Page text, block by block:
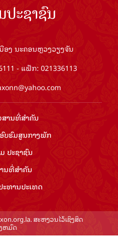
ະຊາຊົນ
ງ ນະຄອນຫຼວງວຽງຈັນ
- ແຟັກ: 021336113
ສານ​ທີ່​ສຳ​ຄັນ​
ບຮົມ​ສູນ​ກາງ​ພັກ
ປະ​ຊາ​ຊົນ
ນ​ທີ່​ສຳ​ຄັນ
ະ​ທານ​ປະ​ເທດ
ສະຫງວນໄວ້ເຊິງສິດ
ຫມົດ